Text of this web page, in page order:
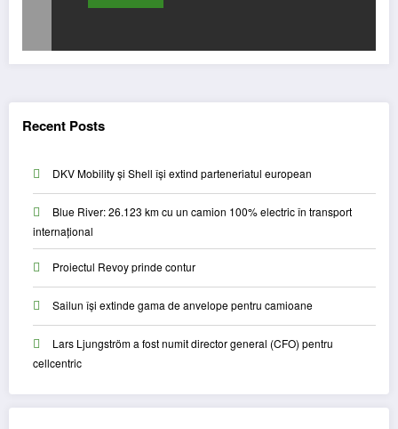
Recent Posts
DKV Mobility și Shell își extind parteneriatul european
Blue River: 26.123 km cu un camion 100% electric în transport
internațional
Proiectul Revoy prinde contur
Sailun își extinde gama de anvelope pentru camioane
Lars Ljungström a fost numit director general (CFO) pentru
cellcentric